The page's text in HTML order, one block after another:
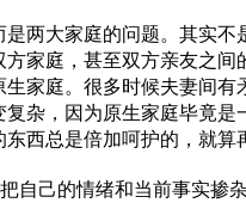
大家庭的问题。其实不
家庭，甚至双方亲友之
家庭。很多时候夫妻间
杂，因为原生家庭毕竟
西总是倍加呵护的，就算
己的情绪和当前事实掺